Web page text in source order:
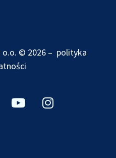
o.o. © 2026 – polityka